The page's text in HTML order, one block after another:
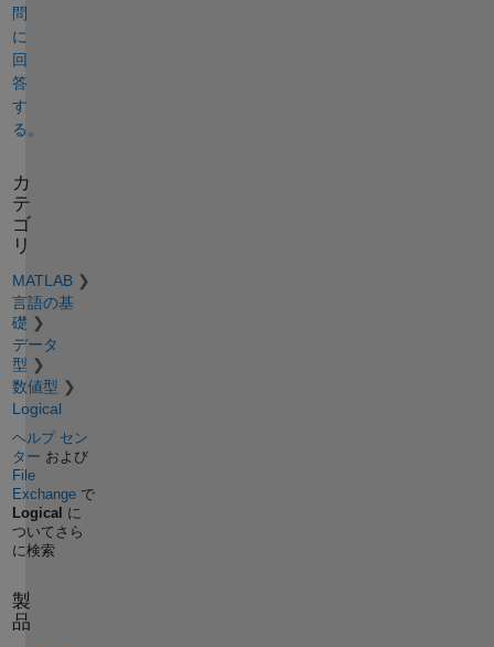
問
に
回
答
す
る。
カ
テ
ゴ
リ
MATLAB
言語の基
礎
データ
型
数値型
Logical
ヘルプ セン
ター および
File
Exchangeで
Logical に
ついてさら
に検索
製
品